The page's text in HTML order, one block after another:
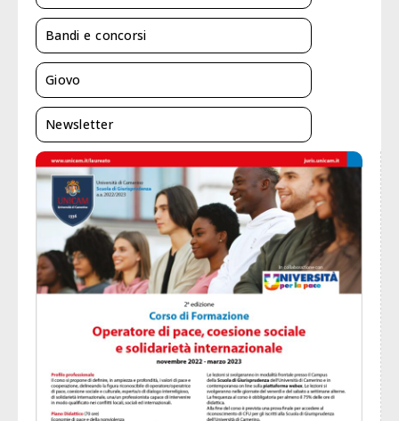
Bandi e concorsi
Giovo
Newsletter